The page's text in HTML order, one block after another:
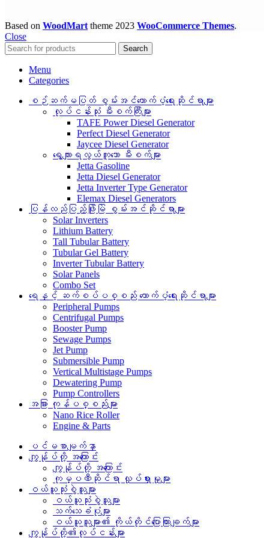
Based on WoodMart theme 2023 WooCommerce Themes.
Close
Search
Menu
Categories
စဉ်ဆက်မပြတ် စွမ်းအင်ထောက်ပံ့ရေးဆိုင်ရာများ
လုပ်ငန်းသုံး မီးစက်ကြီးများ
TAFE Power Diesel Generator
Perfect Diesel Generator
Jaycee Diesel Generator
ရွေ့လျားရလွယ်ကူသော မီးစက်များ
Jetta Gasoline
Jetta Diesel Generator
Jetta Inverter Type Generator
Elemax Diesel Generators
ပြန်လည်ပြည့်ဖြိုးမြဲ စွမ်းအင်ဆိုင်ရာများ
Solar Inverters
Lithium Battery
Tall Tubular Battery
Tubular Gel Battery
Inverter Tubular Battery
Solar Panels
Combo Set
ရေနှင့် ဆက်စပ်ပစ္စည်း ထောက်ပံ့ရေးဆိုင်ရာများ
Peripheral Pumps
Centrifugal Pumps
Booster Pump
Sewage Pumps
Jet Pump
Submersible Pump
Vertical Multistage Pumps
Dewatering Pump
Pump Controllers
အခြား ကုန်ပစ္စည်းများ
Nano Rice Roller
Engine & Parts
ပင်မစာမျက်နှာ
ကျွန်ုပ်တို့ အကြောင်း
ကျွန်ုပ်တို့ အကြောင်း
ကုမ္ပဏီဆိုင်ရာ လှုပ်ရှားမှုများ
ဝယ်ယူသုံးစွဲသူများ
ဝယ်ယူသုံးစွဲသူများ
သက်သေခံပုံများ
ဝယ်ယူသူများ၏ ကိုယ်တိုင်ပြောကြားချက်များ
ကျွန်ုပ်တို့၏လုပ်ငန်းများ